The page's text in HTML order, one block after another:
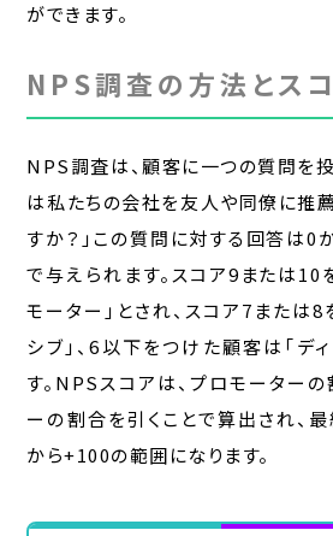
ができます。
NPS調査の方法とス
NPS調査は、顧客に一つの質問を
は私たちの会社を友人や同僚に推
すか？」この質問に対する回答は0
で与えられます。スコア9または10
モーター」とされ、スコア7または8
シブ」、6以下をつけた顧客は「デ
す。NPSスコアは、プロモーターの
ーの割合を引くことで算出され、
から+100の範囲になります。